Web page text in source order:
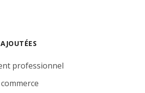
professionnel